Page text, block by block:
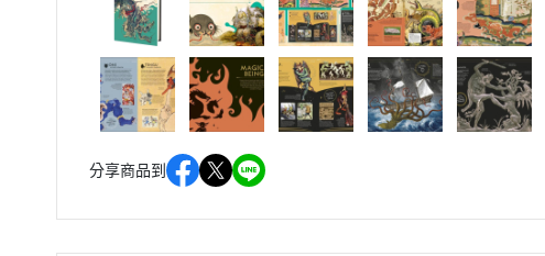
分享商品到